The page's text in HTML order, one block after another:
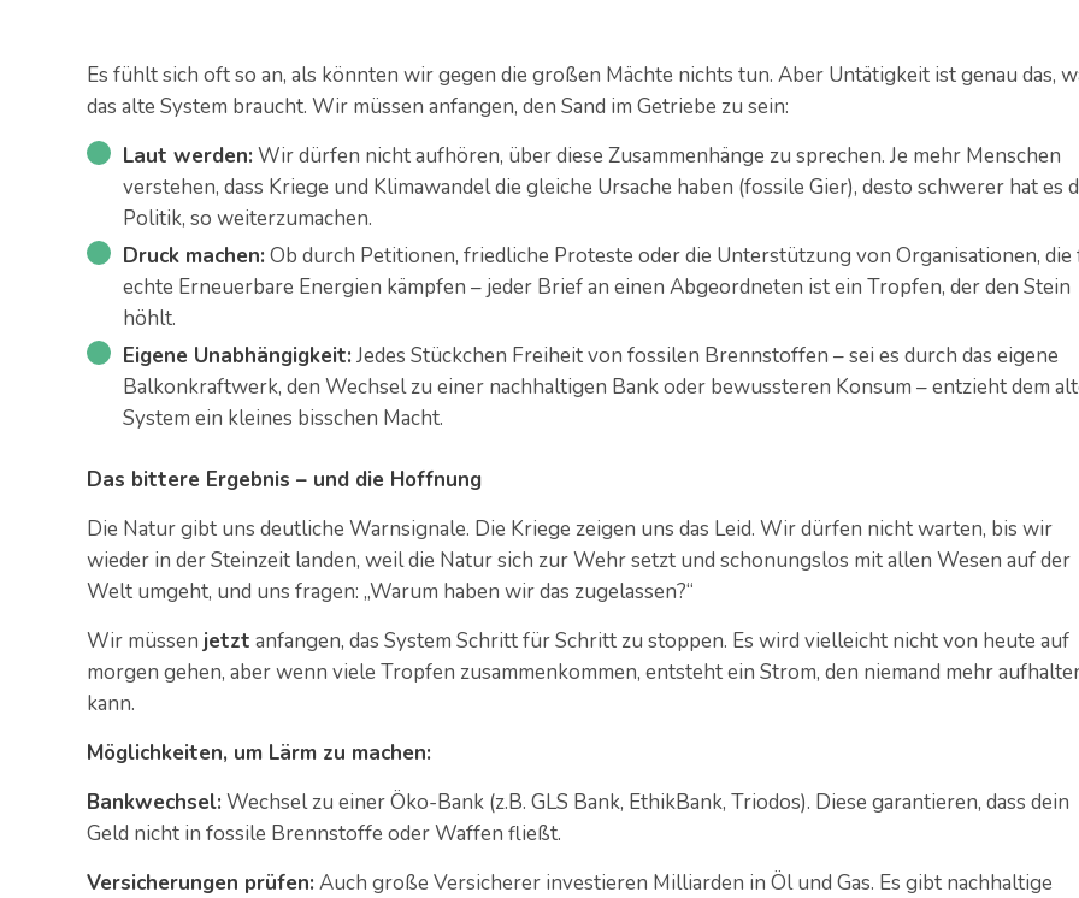
Es fühlt sich oft so an, als könnten wir gegen die großen Mächte nichts tun. Aber Untätigkeit ist genau das,
das alte System braucht. Wir müssen anfangen, den Sand im Getriebe zu sein:
Laut werden: Wir dürfen nicht aufhören, über diese Zusammenhänge zu sprechen. Je mehr Menschen
verstehen, dass Kriege und Klimawandel die gleiche Ursache haben (fossile Gier), desto schwerer hat es
Politik, so weiterzumachen.
Druck machen: Ob durch Petitionen, friedliche Proteste oder die Unterstützung von Organisationen,
echte Erneuerbare Energien kämpfen – jeder Brief an einen Abgeordneten ist ein Tropfen, der den Stein
höhlt.
Eigene Unabhängigkeit: Jedes Stückchen Freiheit von fossilen Brennstoffen – sei es durch das eigene
Balkonkraftwerk, den Wechsel zu einer nachhaltigen Bank oder bewussteren Konsum – entzieht dem
System ein kleines bisschen Macht.
Das bittere Ergebnis – und die Hoffnung
Die Natur gibt uns deutliche Warnsignale. Die Kriege zeigen uns das Leid. Wir dürfen nicht warten, bis wir
wieder in der Steinzeit landen, weil die Natur sich zur Wehr setzt und schonungslos mit allen Wesen auf der
Welt umgeht, und uns fragen: „Warum haben wir das zugelassen?“
Wir müssen jetzt anfangen, das System Schritt für Schritt zu stoppen. Es wird vielleicht nicht von heute auf
morgen gehen, aber wenn viele Tropfen zusammenkommen, entsteht ein Strom, den niemand mehr
kann.
Möglichkeiten, um Lärm zu machen:
Bankwechsel: Wechsel zu einer Öko-Bank (z.B. GLS Bank, EthikBank, Triodos). Diese garantieren, dass dein
Geld nicht in fossile Brennstoffe oder Waffen fließt.
Versicherungen prüfen: Auch große Versicherer investieren Milliarden in Öl und Gas. Es gibt nachhaltige